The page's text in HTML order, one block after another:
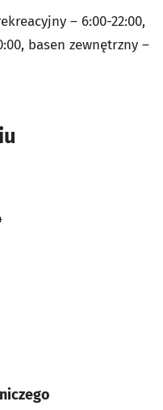
– 6:00-22:00,
basen zewnętrzny –